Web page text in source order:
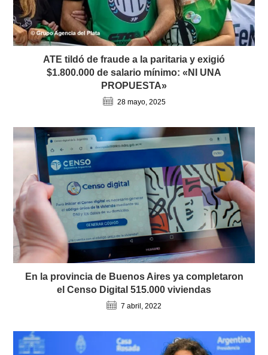
ATE tildó de fraude a la paritaria y exigió
$1.800.000 de salario mínimo: «NI UNA
PROPUESTA»
28 mayo, 2025
En la provincia de Buenos Aires ya completaron
el Censo Digital 515.000 viviendas
7 abril, 2022